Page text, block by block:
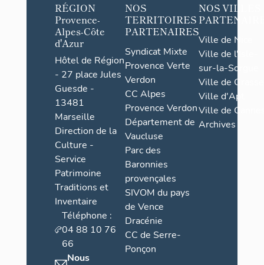
RÉGION
Provence-
Alpes-Côte
d'Azur
Hôtel de Région
- 27 place Jules
Guesde -
13481
Marseille
Direction de la
Culture -
Service
Patrimoine
Traditions et
Inventaire
Téléphone :
04 88 10 76
66
Nous
NOS
TERRITOIRES
PARTENAIRES
Syndicat Mixte
Provence Verte
Verdon
CC Alpes
Provence Verdon
Département de
Vaucluse
Parc des
Baronnies
provençales
SIVOM du pays
de Vence
Dracénie
CC de Serre-
Ponçon
NOS VILLES
Ville de Nice
Ville de l'Isle-
sur-la-Sorgue
Ville de Grasse
Ville d'Apt
Ville de
Archives